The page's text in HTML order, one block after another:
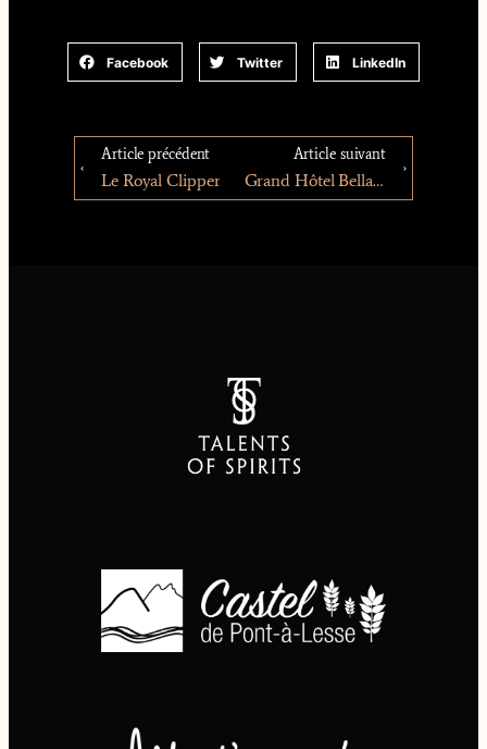
Facebook Twitter LinkedIn
Article précédent
Le Royal Clipper
Article suivant
Grand Hôtel Bella Tola